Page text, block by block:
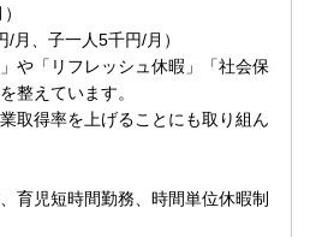
/月、子一人5千円/月）
や「リフレッシュ休暇」「社会保
整えています。
取得率を上げることにも取り組ん
育児短時間勤務、時間単位休暇制